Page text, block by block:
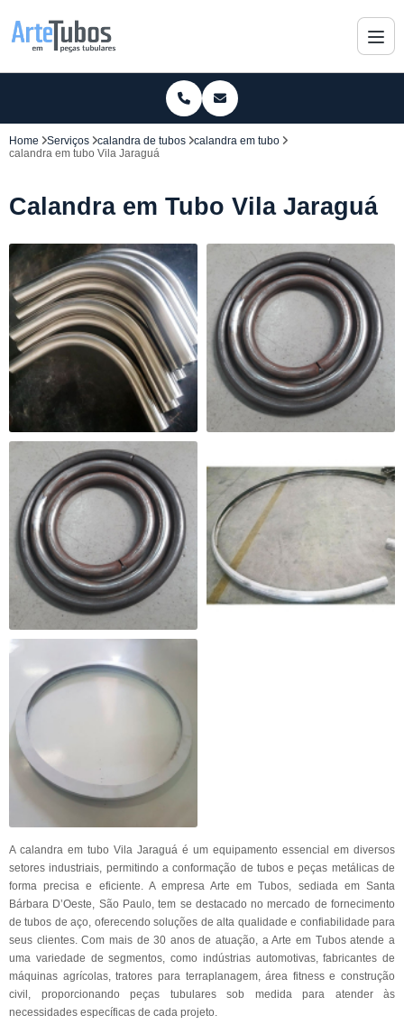
Home Serviços calandra de tubos
calandra em tubo
calandra em tubo Vila Jaraguá
Calandra em Tubo Vila Jaraguá
A calandra em tubo Vila Jaraguá é um equipamento essencial em diversos
setores industriais, permitindo a conformação de tubos e peças metálicas de
forma precisa e eficiente. A empresa Arte em Tubos, sediada em Santa
Bárbara D’Oeste, São Paulo, tem se destacado no mercado de fornecimento
de tubos de aço, oferecendo soluções de alta qualidade e confiabilidade para
seus clientes. Com mais de 30 anos de atuação, a Arte em Tubos atende a
uma variedade de segmentos, como indústrias automotivas, fabricantes de
máquinas agrícolas, tratores para terraplanagem, área fitness e construção
civil, proporcionando peças tubulares sob medida para atender às
necessidades específicas de cada projeto.